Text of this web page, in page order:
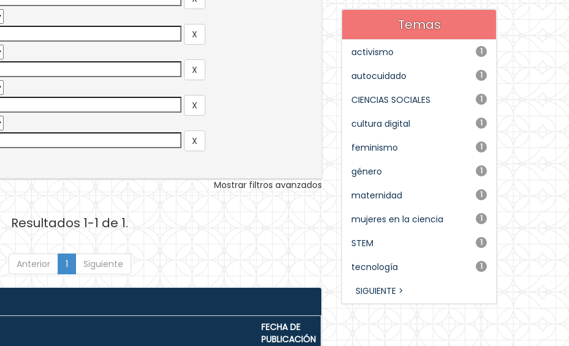
Mostrar filtros avanzados
Resultados 1-1 de 1.
Anterior 1 Siguiente
FECHA DE
PUBLICACIÓN
Temas
1
activismo
1
autocuidado
1
CIENCIAS SOCIALES
1
cultura digital
1
feminismo
1
género
1
maternidad
1
mujeres en la ciencia
1
STEM
1
tecnología
SIGUIENTE >